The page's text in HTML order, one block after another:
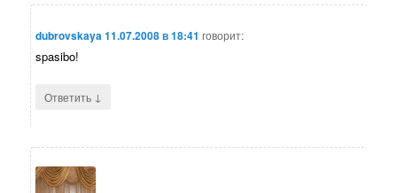
dubrovskaya11.07.2008 в 18:41 говорит:
spasibo!
Ответить ↓